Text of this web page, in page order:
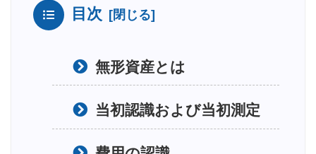
目次
無形資産とは
当初認識および当初測定